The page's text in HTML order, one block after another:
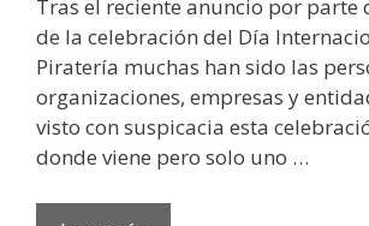
Tras el reciente anuncio por parte
de la celebración del Día
Piratería muchas han sido las
organizaciones, empresas y
visto con suspicacia esta
donde viene pero solo uno …